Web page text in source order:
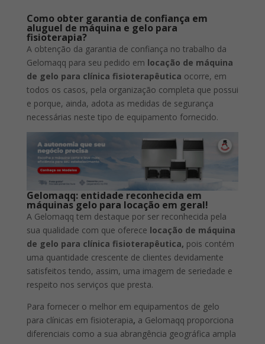
Como obter garantia de confiança em
aluguel de máquina e gelo para
fisioterapia?
A obtenção da garantia de confiança no trabalho da
Gelomaqq para seu pedido em locação de máquina
de gelo para clínica fisioterapêutica ocorre, em
todos os casos, pela organização completa que possui
e porque, ainda, adota as medidas de segurança
necessárias neste tipo de equipamento fornecido.
Gelomaqq: entidade reconhecida em
máquinas gelo para locação em geral!
A Gelomaqq tem destaque por ser reconhecida pela
sua qualidade com que oferece locação de máquina
de gelo para clínica fisioterapêutica, pois contém
uma quantidade crescente de clientes devidamente
satisfeitos tendo, assim, uma imagem de seriedade e
respeito nos serviços que presta.
Para fornecer o melhor em equipamentos de gelo
para clínicas em fisioterapia, a Gelomaqq proporciona
diferenciais como a sua abrangência geográfica ampla